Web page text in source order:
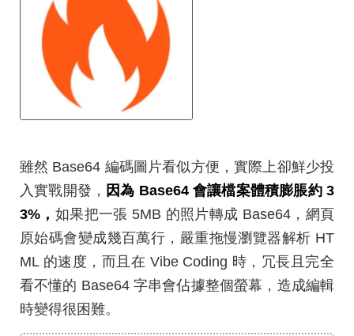
雖然 Base64 編碼圖片看似方便，實際上卻鮮少投
入實戰開發， 因為 Base64 會讓檔案體積膨脹約 3
3%， 如果把一張 5MB 的照片轉成 Base64，網頁
原始碼會變成幾百萬行，嚴重拖慢瀏覽器解析 HT
ML 的速度，而且在 Vibe Coding 時，冗長且完全
看不懂的 Base64 字串會佔據整個螢幕，造成編輯
時變得很困難。